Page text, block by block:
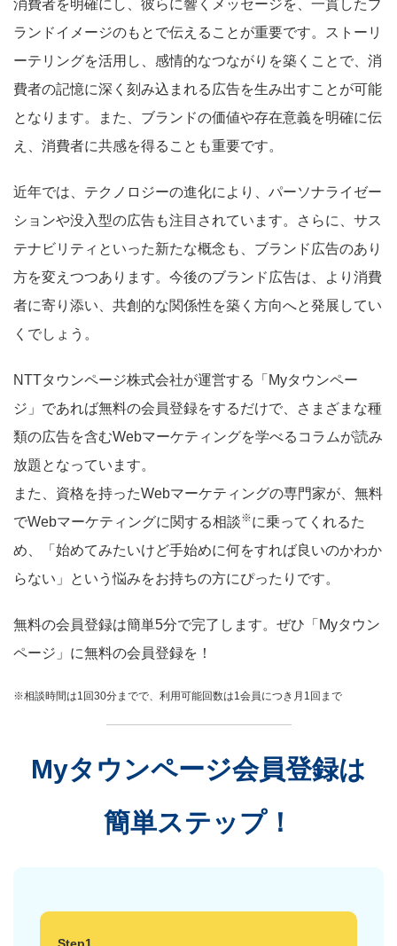
消費者を明確にし、彼らに響くメッセージを、一貫したブ
ランドイメージのもとで伝えることが重要です。ストーリ
ーテリングを活用し、感情的なつながりを築くことで、消
費者の記憶に深く刻み込まれる広告を生み出すことが可能
となります。また、ブランドの価値や存在意義を明確に伝
え、消費者に共感を得ることも重要です。
近年では、テクノロジーの進化により、パーソナライゼー
ションや没入型の広告も注目されています。さらに、サス
テナビリティといった新たな概念も、ブランド広告のあり
方を変えつつあります。今後のブランド広告は、より消費
者に寄り添い、共創的な関係性を築く方向へと発展してい
くでしょう。
NTTタウンページ株式会社が運営する「Myタウンペー
ジ」であれば無料の会員登録をするだけで、さまざまな種
類の広告を含むWebマーケティングを学べるコラムが読み
放題となっています。
また、資格を持ったWebマーケティングの専門家が、無料
でWebマーケティングに関する相談※に乗ってくれるた
め、「始めてみたいけど手始めに何をすれば良いのかわか
らない」という悩みをお持ちの方にぴったりです。
無料の会員登録は簡単5分で完了します。ぜひ「Myタウン
ページ」に無料の会員登録を！
※相談時間は1回30分までで、利用可能回数は1会員につき月1回まで
Myタウンページ会員登録は
簡単ステップ！